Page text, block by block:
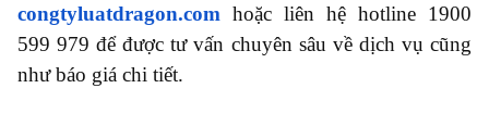
congtyluatdragon.com hoặc liên hệ hotline 1900
599 979 để được tư vấn chuyên sâu về dịch vụ cũng
như báo giá chi tiết.